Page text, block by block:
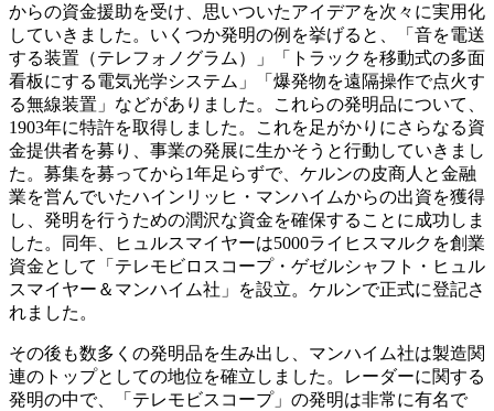
からの資金援助を受け、思いついたアイデアを次々に実用化
していきました。いくつか発明の例を挙げると、「音を電送
する装置（テレフォノグラム）」「トラックを移動式の多面
看板にする電気光学システム」「爆発物を遠隔操作で点火す
る無線装置」などがありました。これらの発明品について、
1903年に特許を取得しました。これを足がかりにさらなる資
金提供者を募り、事業の発展に生かそうと行動していきまし
た。募集を募ってから1年足らずで、ケルンの皮商人と金融
業を営んでいたハインリッヒ・マンハイムからの出資を獲得
し、発明を行うための潤沢な資金を確保することに成功しま
した。同年、ヒュルスマイヤーは5000ライヒスマルクを創業
資金として「テレモビロスコープ・ゲゼルシャフト・ヒュル
スマイヤー＆マンハイム社」を設立。ケルンで正式に登記さ
れました。
その後も数多くの発明品を生み出し、マンハイム社は製造関
連のトップとしての地位を確立しました。レーダーに関する
発明の中で、「テレモビスコープ」の発明は非常に有名で